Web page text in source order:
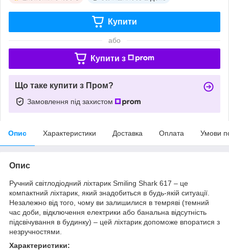
Купити
або
Купити з
Що таке купити з Пром?
Замовлення під захистом
Опис Характеристики Доставка Оплата Умови
Опис
Ручний світлодіодний ліхтарик Smiling Shark 617 – це
компактний ліхтарик, який знадобиться в будь-якій ситуації.
Незалежно від того, чому ви залишилися в темряві (темний
час доби, відключення електрики або банальна відсутність
підсвічування в будинку) – цей ліхтарик допоможе впоратися з
незручностями.
Характеристики: